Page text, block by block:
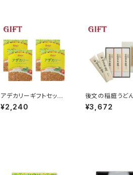
アデカリーギフトセット
（アデカリー計4個入り）
¥2,240
後文の稲庭うど
トセット 1箱
×3箱(900g）
¥3,672